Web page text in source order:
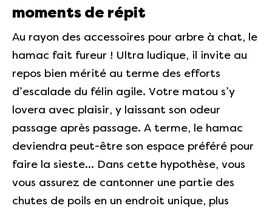
moments de répit
Au rayon des accessoires pour arbre à chat, le
hamac fait fureur ! Ultra ludique, il invite au
repos bien mérité au terme des efforts
d’escalade du félin agile. Votre matou s’y
lovera avec plaisir, y laissant son odeur
passage après passage. A terme, le hamac
deviendra peut-être son espace préféré pour
faire la sieste… Dans cette hypothèse, vous
vous assurez de cantonner une partie des
chutes de poils en un endroit unique, plus